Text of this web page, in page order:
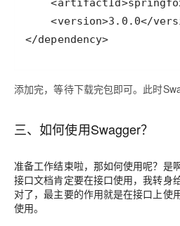
添加完，等待下载完包即可。此时
三、如何使用Swagger？
准备工作结束啦，那如何使用呢？是
接口文档肯定要在接口使用，我转身
对了，最主要的作用就是在接口上使
使用。